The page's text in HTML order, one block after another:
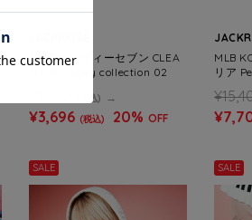
47/フォーティーセブン CLEA
N UP Disney collection 02
(税込)
¥3,696 (税込) 20% OFF
MLB
リア
SALE SALE